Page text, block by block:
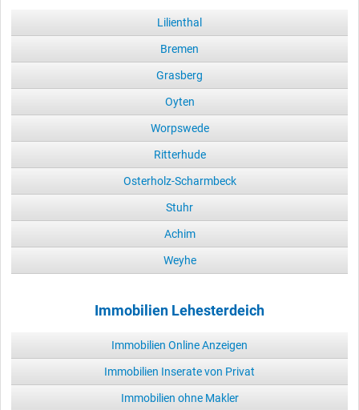
Lilienthal
Bremen
Grasberg
Oyten
Worpswede
Ritterhude
Osterholz-Scharmbeck
Stuhr
Achim
Weyhe
Immobilien Lehesterdeich
Immobilien Online Anzeigen
Immobilien Inserate von Privat
Immobilien ohne Makler